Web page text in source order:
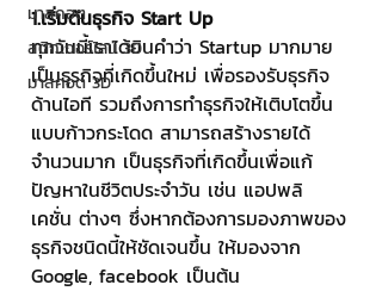
มาสคอต
สติกเกอร์ไลน์ 3D
มาสคอต 3D
1.เริ่มต้นธุรกิจ Start Up
ทุกวันนี้เราได้ยินคำว่า Startup มากมาย
เป็นธุรกิจที่เกิดขึ้นใหม่ เพื่อรองรับธุรกิจ
ด้านไอที รวมถึงการทำธุรกิจให้เติบโตขึ้น
แบบก้าวกระโดด สามารถสร้างรายได้
จำนวนมาก เป็นธุรกิจที่เกิดขึ้นเพื่อแก้
ปัญหาในชีวิตประจำวัน เช่น แอปพลิ
เคชั่น ต่างๆ ซึ่งหากต้องการมองภาพของ
ธุรกิจชนิดนี้ให้ชัดเจนขึ้น ให้มองจาก
Google, facebook เป็นต้น